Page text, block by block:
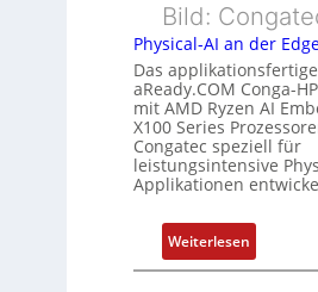
ü
b
e
r
w
a
c
h
u
n
g
i
s
t
u
n
g
e
E
t
h
e
r
c
a
t
-
A
Bild:
Physical-AI an der
Das
aReady.COM Conga-
mit AMD Ryzen AI
X100 Series
Congatec speziell für
leistungsintensive
Applikationen
Weiterlesen:
P